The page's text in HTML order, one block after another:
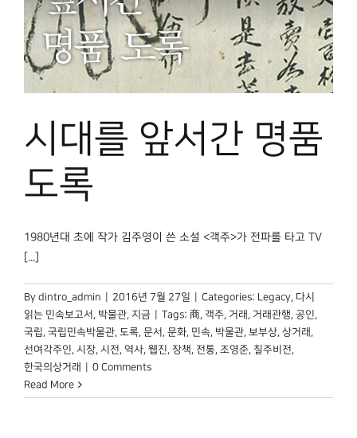
민속 인사이드
시대를 앞서간 명품
도록
1980년대 초에 작가 김주영이 쓴 소설 <객주>가 전파를 타고 TV
[...]
By dintro_admin 2016년 7월 27일 Categories: Legacy, 다시
읽는 민속보고서 , 박물관, 지금 Tags: 商, 객주, 거래 , 거래관행, 공인,
국립, 국립민속박물관, 도록, 문서 , 문화, 민속, 박물관, 보부상, 상거래 ,
선여각주인, 시장, 시전, 역사, 웹진, 장책, 전통, 조영준, 칠주비전,
한국의상거래
0 Comments
Read More